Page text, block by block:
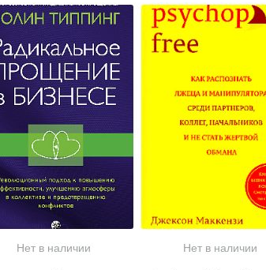
Нет в наличии Нет в наличии